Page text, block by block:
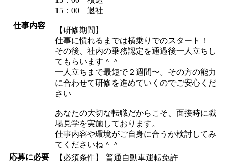
仕事内容
15：00 退社
【研修期間】
仕事に慣れるまでは横乗りでのスタート！
その後、社内の乗務認定を通過後一人立ちし
てもらいます＾＾
一人立ちまで最短で２週間〜。その方の能力
に合わせて研修を進めていくのでご安心くだ
さい
あなたの大切な転職だからこそ、面接時に職
場見学を実施しております。
仕事内容や環境がご自身に合うか検討してみ
てくださいね＾＾
応募に必要
【必須条件】 普通自動車運転免許